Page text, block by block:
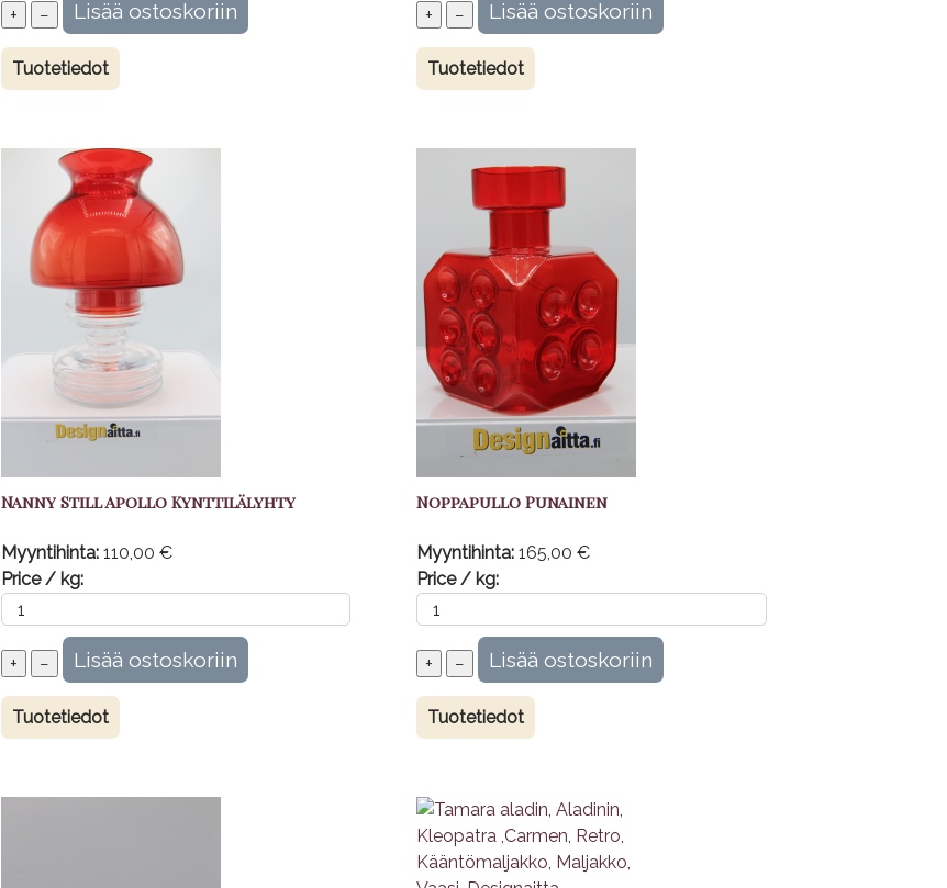
Tuotetiedot Tuotetiedot
Nanny Still Apollo Kynttilälyhty
Myyntihinta: 110,00 €
Price / kg:
Tuotetiedot
Noppapullo Punainen
Myyntihinta:165,00 €
Price / kg:
Tuotetiedot